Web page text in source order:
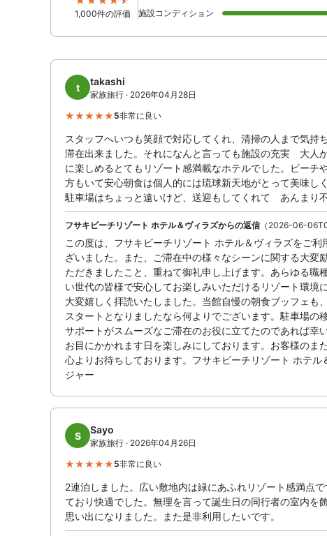
1,000件の評価
施設コンディション
t
takashi
家族旅行 · 2026年04月28日
5非常に良い
スタッフへいつも笑顔で対応してくれ、清掃の人まで気持
滞在出来ました。それになんと言っても施設の充実 大人
に楽しめるとてもリゾート感満載なホテルでした。ビーチ
方もいて安心朝食は個人的には琉球新天地がとって美味し
駐車場はちょっと遠いけど、送迎もしてくれて あんまり
フサキビーチリゾート ホテル＆ヴィラズからの返信（2026-06-
この度は、フサキビーチリゾート ホテル＆ヴィラズをご
ざいました。また、ご滞在中の様々なシーンに関する大変
ただきましたこと、重ねて御礼申し上げます。あらゆる職
い世代の皆様で安心してお楽しみいただけるリゾート環境
大変嬉しく拝読いたしました。当館自慢の朝食ブッフェも
スタートとなりましたなら何よりでございます。駐車場の
サポートがスムーズなご滞在のお役に立てたのであれば幸
お目にかかれます日を楽しみにしております。お客様のま
心よりお待ちしております。フサキビーチリゾート ホテ
ジャー
S
Sayo
家族旅行 · 2026年04月26日
5非常に良い
2連泊しました。広い敷地内は緑にあふれリゾート感満点
ており快適でした。無理を言って誕生日の同行者の室内を
思い出になりました。また是非利用したいです。